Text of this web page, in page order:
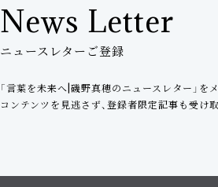
News Letter
ニュースレターご登録
「言葉を未来へ|磯野真穂のニュースレター」を
コンテンツを見逃さず、登録者限定記事も受け取